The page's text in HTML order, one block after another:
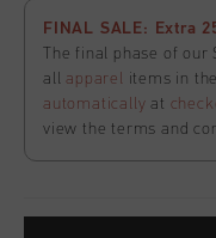
FINAL SALE: Extra
The final phase of our
allapparel items in
automatically at
view the terms and